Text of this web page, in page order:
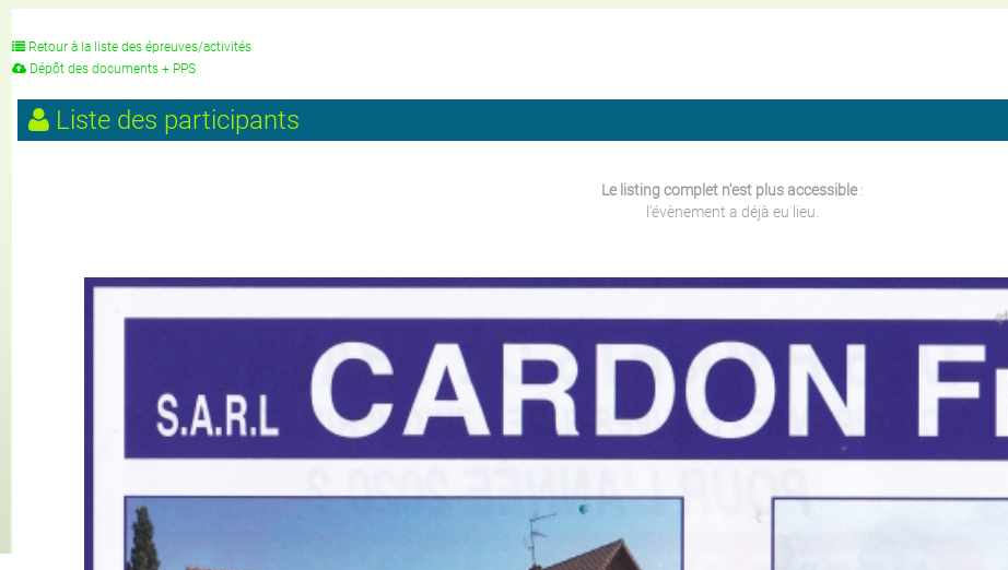
Retour à la liste des épreuves/activités
Dépôt des documents + PPS
Liste des participants
Le listing complet n'est plus accessible:
l'évènement a déjà eu lieu.